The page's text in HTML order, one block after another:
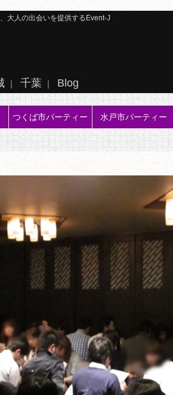
大人の出会いを提供するEvent-J
｜ 千葉 ｜ Blog
つくば市パーティー 水戸市パーティー